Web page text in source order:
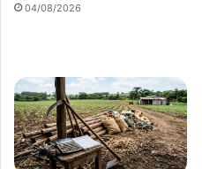
04/08/2026